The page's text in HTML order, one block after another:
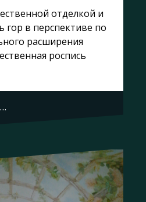
отделкой и
гор в перспективе по
расширения
роспись